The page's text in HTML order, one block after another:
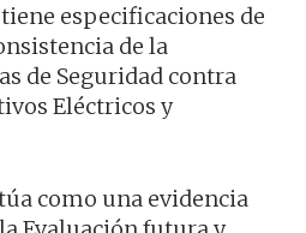
especificaciones de
de la
de Seguridad contra
Eléctricos y
como una evidencia